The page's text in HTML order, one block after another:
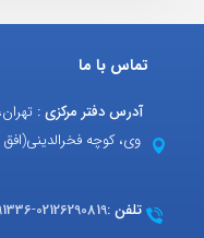
تماس با ما
آدرس دفتر مرکزی :
تلفن :02126290819
-